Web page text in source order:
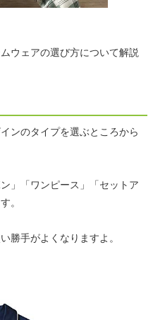
ウェアの選び方について解説
ンのタイプを選ぶところから
」「ワンピース」「セットア
。
勝手がよくなりますよ。